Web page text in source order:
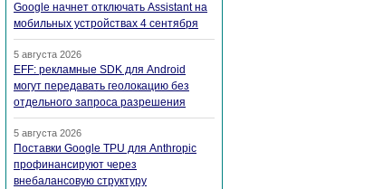
Google начнет отключать Assistant на
мобильных устройствах 4 сентября
5 августа 2026
EFF: рекламные SDK для Android
могут передавать геолокацию без
отдельного запроса разрешения
5 августа 2026
Поставки Google TPU для Anthropic
профинансируют через
внебалансовую структуру